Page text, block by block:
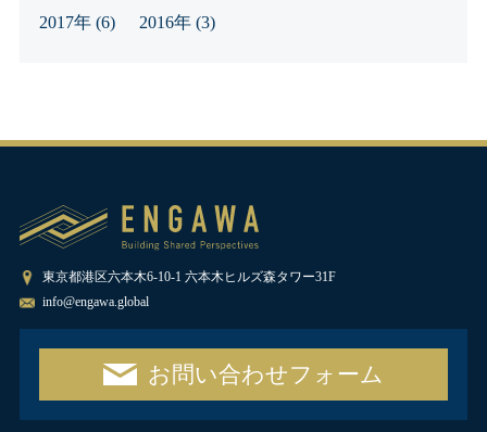
2017年 (6) 2016年 (3)
東京都港区六本木6-10-1 六本木ヒルズ森タワー31F
info@engawa.global
お問い合わせフォーム